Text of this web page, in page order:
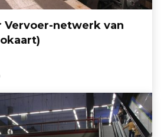
Vervoer-netwerk van